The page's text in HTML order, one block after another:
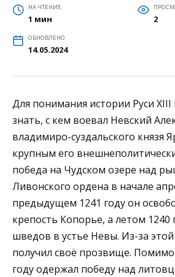
НА ЧТЕНИЕ
1 мин 2
ОБНОВЛЕНО
14.05.2024
Для понимания истории Руси XIII
знать, с кем воевал Невский
владимиро-суздальского князя
крупным его
победа на Чудском озере над
Ливонского ордена в начале
предыдущем 1241 году он
крепость Копорье, а летом 1240
шведов в устье Невы. Из-за
получил своё прозвище. Помимо
году одержал победу над